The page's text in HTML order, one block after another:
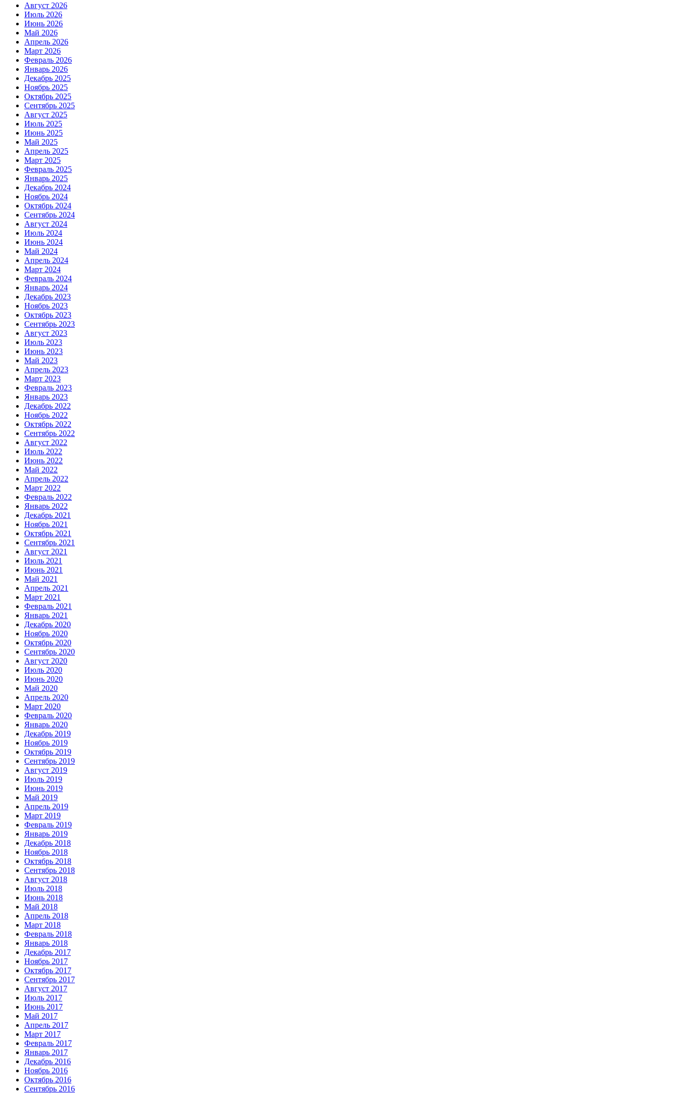
Август 2026
Июль 2026
Июнь 2026
Май 2026
Апрель 2026
Март 2026
Февраль 2026
Январь 2026
Декабрь 2025
Ноябрь 2025
Октябрь 2025
Сентябрь 2025
Август 2025
Июль 2025
Июнь 2025
Май 2025
Апрель 2025
Март 2025
Февраль 2025
Январь 2025
Декабрь 2024
Ноябрь 2024
Октябрь 2024
Сентябрь 2024
Август 2024
Июль 2024
Июнь 2024
Май 2024
Апрель 2024
Март 2024
Февраль 2024
Январь 2024
Декабрь 2023
Ноябрь 2023
Октябрь 2023
Сентябрь 2023
Август 2023
Июль 2023
Июнь 2023
Май 2023
Апрель 2023
Март 2023
Февраль 2023
Январь 2023
Декабрь 2022
Ноябрь 2022
Октябрь 2022
Сентябрь 2022
Август 2022
Июль 2022
Июнь 2022
Май 2022
Апрель 2022
Март 2022
Февраль 2022
Январь 2022
Декабрь 2021
Ноябрь 2021
Октябрь 2021
Сентябрь 2021
Август 2021
Июль 2021
Июнь 2021
Май 2021
Апрель 2021
Март 2021
Февраль 2021
Январь 2021
Декабрь 2020
Ноябрь 2020
Октябрь 2020
Сентябрь 2020
Август 2020
Июль 2020
Июнь 2020
Май 2020
Апрель 2020
Март 2020
Февраль 2020
Январь 2020
Декабрь 2019
Ноябрь 2019
Октябрь 2019
Сентябрь 2019
Август 2019
Июль 2019
Июнь 2019
Май 2019
Апрель 2019
Март 2019
Февраль 2019
Январь 2019
Декабрь 2018
Ноябрь 2018
Октябрь 2018
Сентябрь 2018
Август 2018
Июль 2018
Июнь 2018
Май 2018
Апрель 2018
Март 2018
Февраль 2018
Январь 2018
Декабрь 2017
Ноябрь 2017
Октябрь 2017
Сентябрь 2017
Август 2017
Июль 2017
Июнь 2017
Май 2017
Апрель 2017
Март 2017
Февраль 2017
Январь 2017
Декабрь 2016
Ноябрь 2016
Октябрь 2016
Сентябрь 2016